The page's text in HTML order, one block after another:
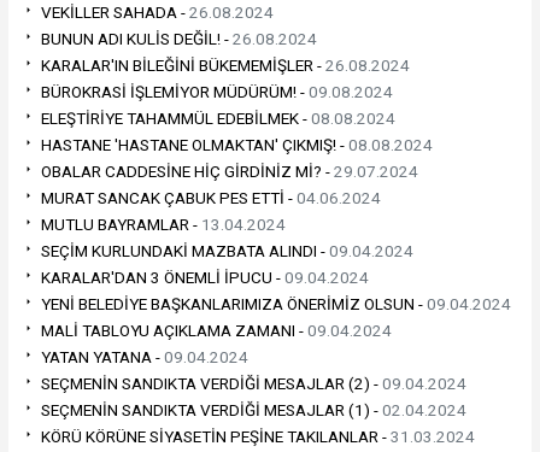
VEKİLLER SAHADA -26.08.2024
BUNUN ADI KULİS DEĞİL! -26.08.2024
KARALAR'IN BİLEĞİNİ BÜKEMEMİŞLER -26.08.2024
BÜROKRASİ İŞLEMİYOR MÜDÜRÜM! -09.08.2024
ELEŞTİRİYE TAHAMMÜL EDEBİLMEK -08.08.2024
HASTANE 'HASTANE OLMAKTAN' ÇIKMIŞ! -08.08.2024
OBALAR CADDESİNE HİÇ GİRDİNİZ Mİ? -29.07.2024
MURAT SANCAK ÇABUK PES ETTİ -04.06.2024
MUTLU BAYRAMLAR - 13.04.2024
SEÇİM KURLUNDAKİ MAZBATA ALINDI -09.04.2024
KARALAR'DAN 3 ÖNEMLİ İPUCU -09.04.2024
YENİ BELEDİYE BAŞKANLARIMIZA ÖNERİMİZ OLSUN -09.04.2024
MALİ TABLOYU AÇIKLAMA ZAMANI -09.04.2024
YATAN YATANA -09.04.2024
SEÇMENİN SANDIKTA VERDİĞİ MESAJLAR (2) -09.04.2024
SEÇMENİN SANDIKTA VERDİĞİ MESAJLAR (1) -02.04.2024
KÖRÜ KÖRÜNE SİYASETİN PEŞİNE TAKILANLAR -31.03.2024